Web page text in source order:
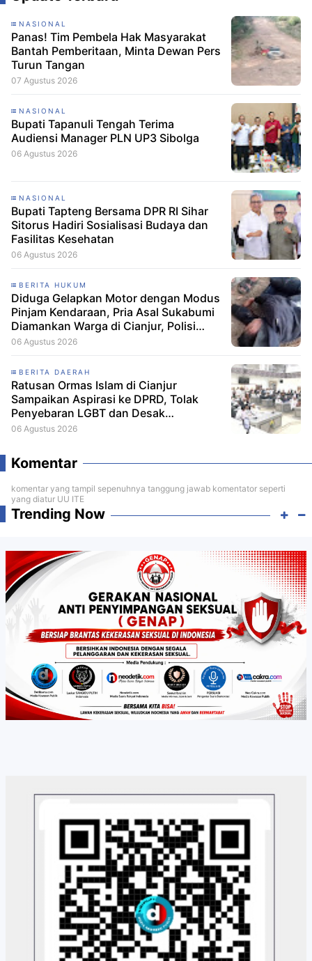
NASIONAL
Panas! Tim Pembela Hak Masyarakat
Bantah Pemberitaan, Minta Dewan Pers
Turun Tangan
07 Agustus 2026
NASIONAL
Bupati Tapanuli Tengah Terima
Audiensi Manager PLN UP3 Sibolga
06 Agustus 2026
NASIONAL
Bupati Tapteng Bersama DPR RI Sihar
Sitorus Hadiri Sosialisasi Budaya dan
Fasilitas Kesehatan
06 Agustus 2026
BERITA HUKUM
Diduga Gelapkan Motor dengan Modus
Pinjam Kendaraan, Pria Asal Sukabumi
Diamankan Warga di Cianjur, Polisi
Selidiki Korban Lain
06 Agustus 2026
BERITA DAERAH
Ratusan Ormas Islam di Cianjur
Sampaikan Aspirasi ke DPRD, Tolak
Penyebaran LGBT dan Desak
Pemberantasan Narkoba
06 Agustus 2026
Komentar
komentar yang tampil sepenuhnya tanggung jawab komentator seperti
yang diatur UU ITE
Trending Now